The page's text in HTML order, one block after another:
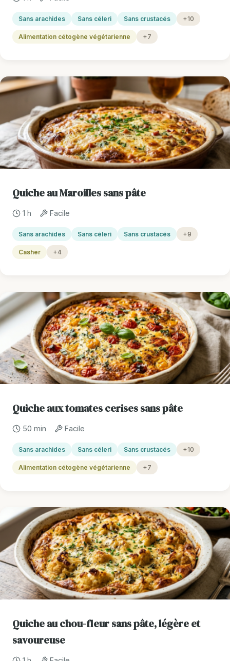
Sans arachides Sans céleri Sans crustacés +10
Alimentation cétogène végétarienne +7
Quiche au Maroilles sans pâte
1 h Facile
Sans arachides Sans céleri Sans crustacés +9
Casher +4
Quiche aux tomates cerises sans pâte
50 min Facile
Sans arachides Sans céleri Sans crustacés +10
Alimentation cétogène végétarienne +7
Quiche au chou-fleur sans pâte, légère et
savoureuse